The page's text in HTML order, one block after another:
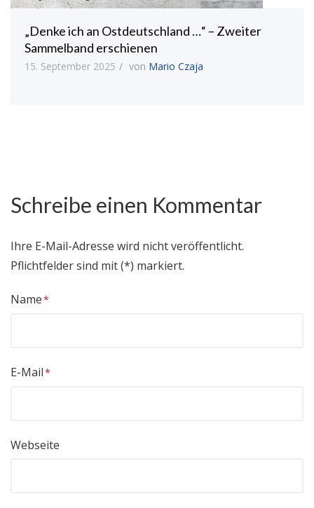
„Denke ich an Ostdeutschland …“ – Zweiter
Sammelband erschienen
15. September 2025 von Mario Czaja
Schreibe einen Kommentar
Ihre E-Mail-Adresse wird nicht veröffentlicht.
Pflichtfelder sind mit (*) markiert.
Name
E-Mail
Webseite